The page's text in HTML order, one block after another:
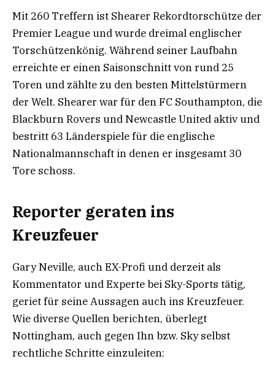
Mit 260 Treffern ist Shearer Rekordtorschütze der
Premier League und wurde dreimal englischer
Torschützenkönig. Während seiner Laufbahn
erreichte er einen Saisonschnitt von rund 25
Toren und zählte zu den besten Mittelstürmern
der Welt. Shearer war für den FC Southampton, die
Blackburn Rovers und Newcastle United aktiv und
bestritt 63 Länderspiele für die englische
Nationalmannschaft in denen er insgesamt 30
Tore schoss.
Reporter geraten ins
Kreuzfeuer
Gary Neville, auch EX-Profi und derzeit als
Kommentator und Experte bei Sky-Sports tätig,
geriet für seine Aussagen auch ins Kreuzfeuer.
Wie diverse Quellen berichten, überlegt
Nottingham, auch gegen Ihn bzw. Sky selbst
rechtliche Schritte einzuleiten: